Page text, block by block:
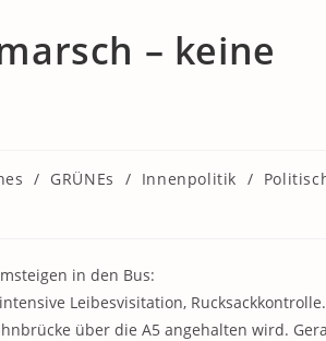
– keine
/ GRÜNEs / Innenpolitik /
in den Bus:
Leibesvisitation, Rucksackkontrolle.
über die A5 angehalten wird.